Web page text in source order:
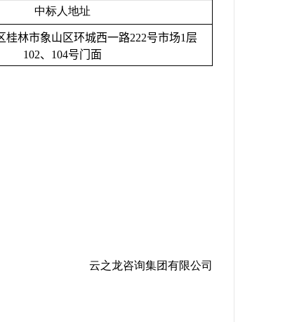
中标人地址
桂林市象山区环城西一路222号市场1 层
102、 104号门面
云之龙咨询集团有限公司